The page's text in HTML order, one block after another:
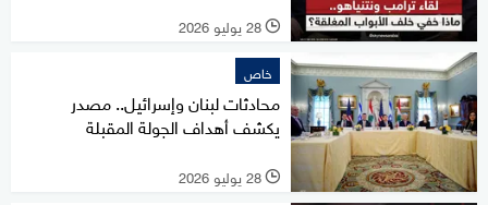
l 28 يوليو 2026
خاص
محادثات لبنان وإسرائيل.. مصدر
يكشف أهداف الجولة المقبلة
l 28 يوليو 2026